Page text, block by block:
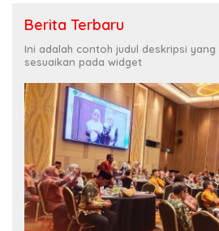
Berita Terbaru
Ini adalah contoh judul deskripsi
sesuaikan pada widget